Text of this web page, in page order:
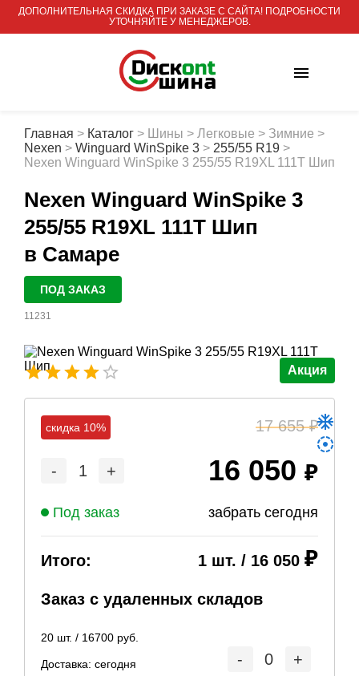
ДОПОЛНИТЕЛЬНАЯ СКИДКА ПРИ ЗАКАЗЕ С САЙТА! ПОДРОБНОСТИ
УТОЧНЯЙТЕ У МЕНЕДЖЕРОВ.
Главная > Каталог > Шины > Легковые > Зимние >
Nexen > Winguard WinSpike 3 > 255/55 R19 >
Nexen Winguard WinSpike 3 255/55 R19XL 111T Шип
Nexen Winguard WinSpike 3
255/55 R19XL 111T Шип
в Самаре
ПОД ЗАКАЗ
11231
Акция
скидка 10% 17 655
- 1 + 16 050
Под заказ забрать сегодня
Итого: 1 шт. / 16 050
Заказ с удаленных складов
20 шт. / 16700 руб.
Доставка: сегодня - 0 +